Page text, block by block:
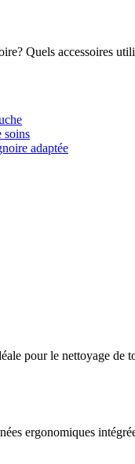
Quels accessoires
soins
adaptée
pour le nettoyage de
ergonomiques